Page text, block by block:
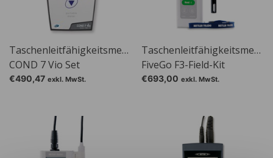
Taschenleitfähigkeitsmessgerät
COND 7 Vio Set
€490,47 exkl. MwSt.
FiveGo F3-Field-Kit
€693,00 exkl. MwSt.